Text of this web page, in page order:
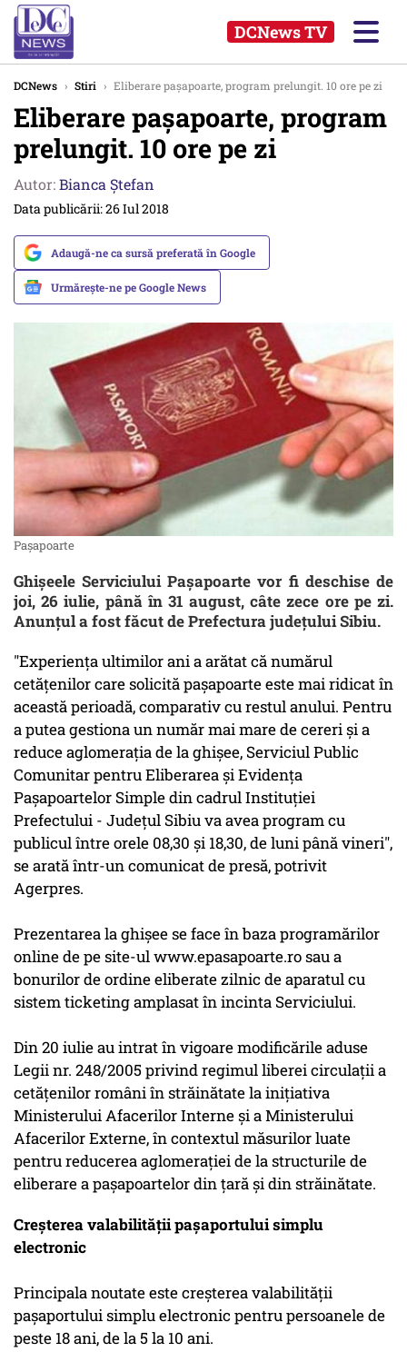
DCNews TV
DCNews › Stiri › Eliberare pașapoarte, program prelungit. 10 ore pe zi
Eliberare pașapoarte, program
prelungit. 10 ore pe zi
Autor:Bianca Ştefan
Data publicării: 26 Iul 2018
Adaugă-ne ca sursă preferată în Google
Urmărește-ne pe Google News
Pașapoarte
Ghişeele Serviciului Paşapoarte vor fi deschise de
joi, 26 iulie, până în 31 august, câte zece ore pe zi.
Anunțul a fost făcut de Prefectura județului Sibiu.
"Experienţa ultimilor ani a arătat că numărul
cetăţenilor care solicită paşapoarte este mai ridicat în
această perioadă, comparativ cu restul anului. Pentru
a putea gestiona un număr mai mare de cereri şi a
reduce aglomeraţia de la ghişee, Serviciul Public
Comunitar pentru Eliberarea şi Evidenţa
Paşapoartelor Simple din cadrul Instituţiei
Prefectului - Judeţul Sibiu va avea program cu
publicul între orele 08,30 şi 18,30, de luni până vineri",
se arată într-un comunicat de presă, potrivit
Agerpres.
Prezentarea la ghişee se face în baza programărilor
online de pe site-ul www.epasapoarte.ro sau a
bonurilor de ordine eliberate zilnic de aparatul cu
sistem ticketing amplasat în incinta Serviciului.
Din 20 iulie au intrat în vigoare modificările aduse
Legii nr. 248/2005 privind regimul liberei circulaţii a
cetăţenilor români în străinătate la iniţiativa
Ministerului Afacerilor Interne şi a Ministerului
Afacerilor Externe, în contextul măsurilor luate
pentru reducerea aglomeraţiei de la structurile de
eliberare a paşapoartelor din ţară şi din străinătate.
Creșterea valabilității pașaportului simplu
electronic
Principala noutate este creşterea valabilităţii
paşaportului simplu electronic pentru persoanele de
peste 18 ani, de la 5 la 10 ani.